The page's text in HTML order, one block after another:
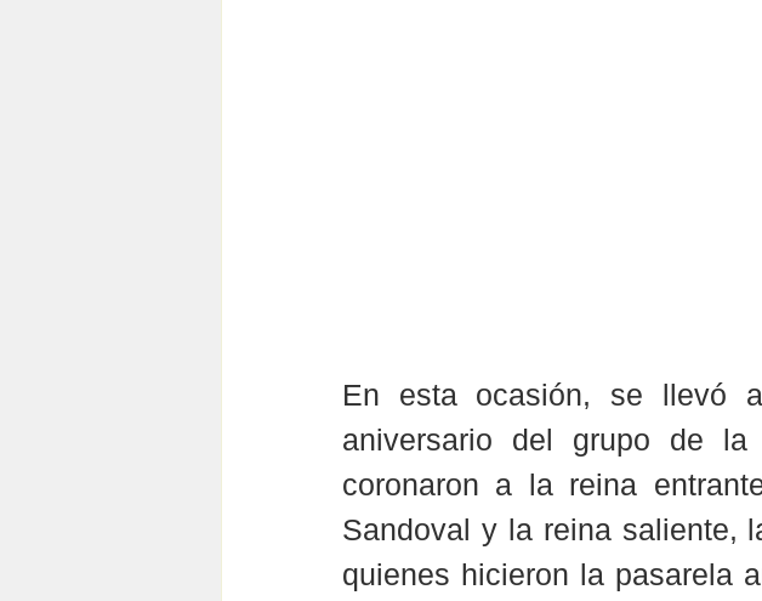
En esta ocasión, se llevó
aniversario del grupo de la
coronaron a la reina
Sandoval y la reina saliente,
quienes hicieron la pasarela